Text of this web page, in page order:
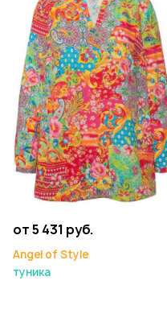
от 5 431 руб.
Angel of Style
туника